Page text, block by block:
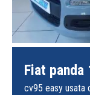
Fiat panda
cv95 easy usata